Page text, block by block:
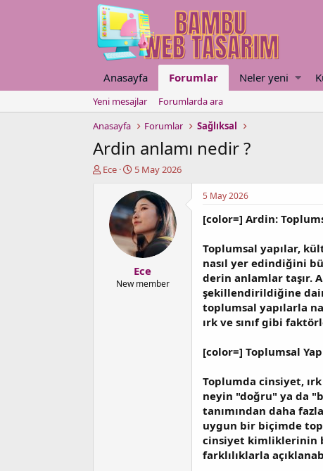
Anasayfa Forumlar Neler yeni
Yeni mesajlar
Forumlarda ara
Anasayfa
Forumlar Sağlıksal
Ardin anlamı nedir ?
K
Ece
B
ş
l
a
n
g
ı
ç
t
5 May 2026
Ece
New member
5 May 2026
[color=] Ardin:
Toplumsal yapılar,
nasıl yer edindiğini
derin anlamlar taşır.
şekillendirildiğine dair
toplumsal yapılarla
ırk ve sınıf gibi
[color=] Toplumsal
Toplumda cinsiyet,
neyin "doğru" ya da
tanımından daha
uygun bir biçimde
cinsiyet kimliklerinin
farklılıklarla